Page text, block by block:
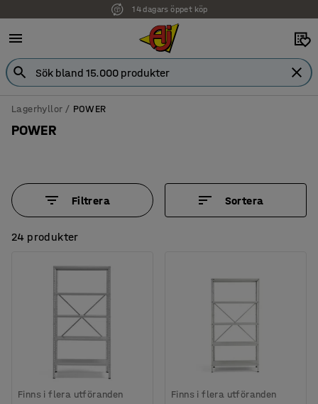
Faktura för företag
Lagerhyllor POWER
POWER
Filtrera Sortera
24 produkter
Finns i flera utföranden Finns i flera utföranden